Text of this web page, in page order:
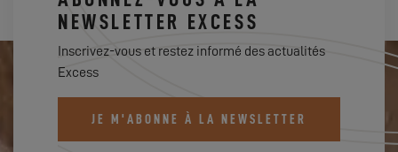
NEWSLETTER EXCESS
Inscrivez-vous et restez informé des actualités
Excess
JE M'ABONNE À LA NEWSLETTER